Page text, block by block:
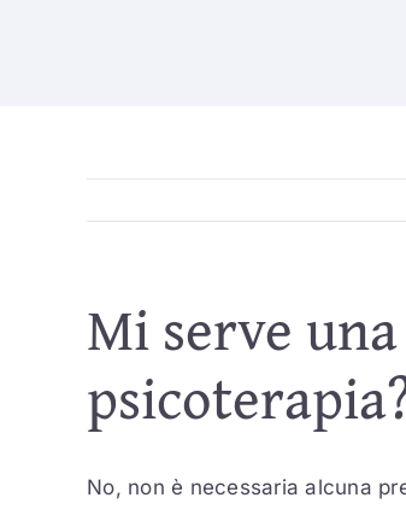
Mi serve
No, non è necessaria alcuna